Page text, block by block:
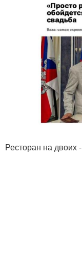
Ресторан на двоих